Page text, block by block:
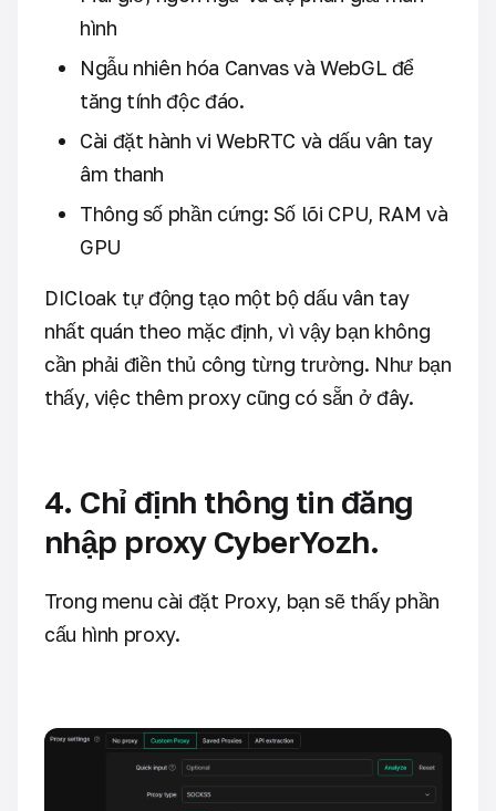
hình
Ngẫu nhiên hóa Canvas và WebGL để
tăng tính độc đáo.
Cài đặt hành vi WebRTC và dấu vân tay
âm thanh
Thông số phần cứng: Số lõi CPU, RAM và
GPU
DICloak tự động tạo một bộ dấu vân tay
nhất quán theo mặc định, vì vậy bạn không
cần phải điền thủ công từng trường. Như bạn
thấy, việc thêm proxy cũng có sẵn ở đây.
4. Chỉ định thông tin đăng
nhập proxy CyberYozh.
Trong menu cài đặt Proxy, bạn sẽ thấy phần
cấu hình proxy.